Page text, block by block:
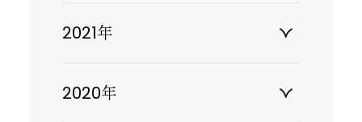
2021年
2020年